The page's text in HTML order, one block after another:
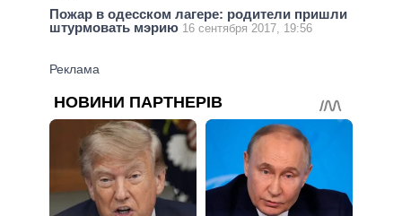
Пожар в одесском лагере: родители пришли
штурмовать мэрию 16 сентября 2017, 19:56